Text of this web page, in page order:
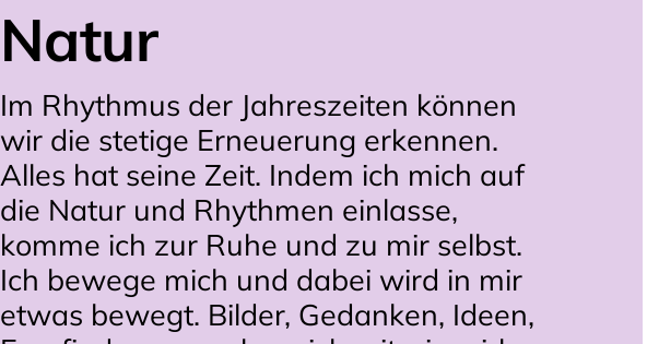
Natur
Im Rhythmus der Jahreszeiten können
wir die stetige Erneuerung erkennen.
Alles hat seine Zeit. Indem ich mich auf
die Natur und Rhythmen einlasse,
komme ich zur Ruhe und zu mir selbst.
Ich bewege mich und dabei wird in mir
etwas bewegt. Bilder, Gedanken, Ideen,